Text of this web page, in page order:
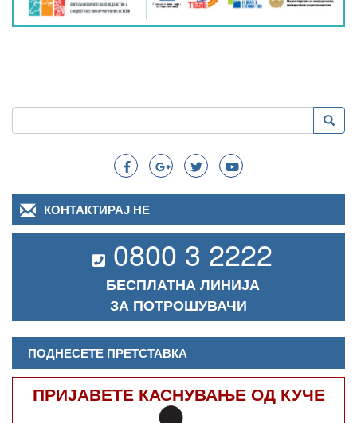
Search
Пребарување
КОНТАКТИРАЈ НЕ
0800 3 2222
БЕСПЛАТНА ЛИНИЈА
ЗА ПОТРОШУВАЧИ
ПОДНЕСЕТЕ ПРЕТСТАВКА
ПРИЈАВЕТЕ КАСНУВАЊЕ ОД КУЧЕ